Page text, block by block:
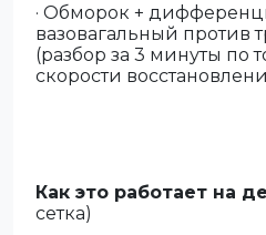
· Обморок +
вазовагальный против
(разбор за 3 минуты по
скорости
Как это работает на
сетка)